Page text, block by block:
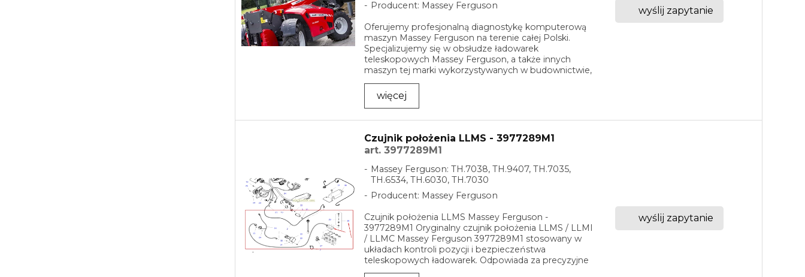
Producent: Massey Ferguson
Oferujemy profesjonalną diagnostykę komputerową
maszyn Massey Ferguson na terenie całej Polski.
Specjalizujemy się w obsłudze ładowarek
teleskopowych Massey Ferguson, a także innych
maszyn tej marki wykorzystywanych w budownictwie,
rolnictwie i ...
więcej
wyślij zapytanie
Czujnik położenia LLMS - 3977289M1
art. 3977289M1
Massey Ferguson: TH.7038, TH.9407, TH.7035,
TH.6534, TH.6030, TH.7030
Producent: Massey Ferguson
Czujnik położenia LLMS Massey Ferguson -
3977289M1 Oryginalny czujnik położenia LLMS / LLMI
/ LLMC Massey Ferguson 3977289M1 stosowany w
układach kontroli pozycji i bezpieczeństwa
teleskopowych ładowarek. Odpowiada za precyzyjne
odczyty położenia ...
wyślij zapytanie